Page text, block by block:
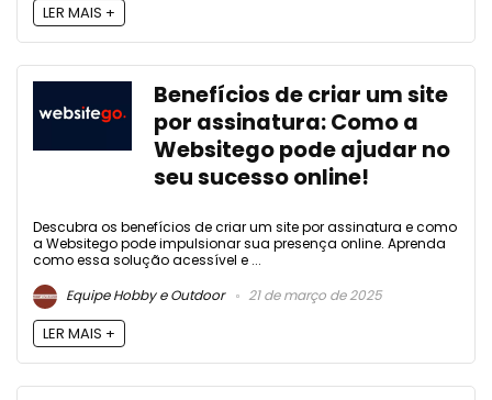
LER MAIS +
Benefícios de criar um site
por assinatura: Como a
Websitego pode ajudar no
seu sucesso online!
Descubra os benefícios de criar um site por assinatura e como
a Websitego pode impulsionar sua presença online. Aprenda
como essa solução acessível e ...
Equipe Hobby e Outdoor
21 de março de 2025
LER MAIS +